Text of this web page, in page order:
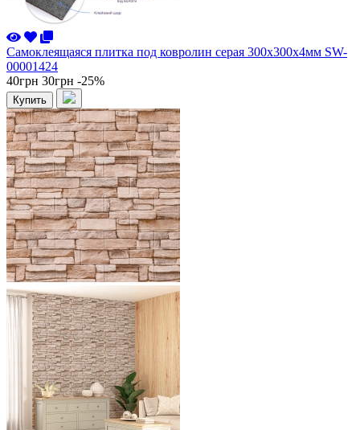
Самоклеящаяся плитка под ковролин серая 300х300х4мм SW-
00001424
40грн 30грн -25%
Купить